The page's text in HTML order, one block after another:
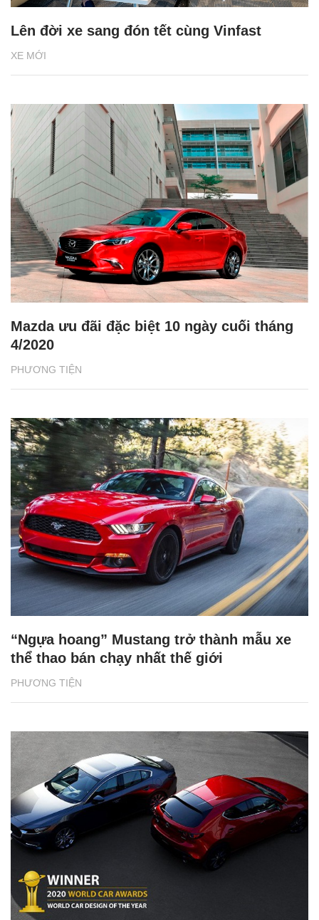
XE MỚI
Lên đời xe sang đón tết cùng Vinfast
PHƯƠNG TIỆN
Mazda ưu đãi đặc biệt 10 ngày cuối tháng
4/2020
PHƯƠNG TIỆN
“Ngựa hoang” Mustang trở thành mẫu xe
thể thao bán chạy nhất thế giới